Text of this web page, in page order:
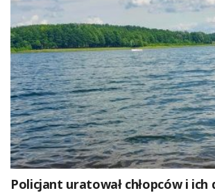
Policjant uratował chłopców i ich